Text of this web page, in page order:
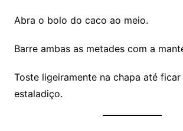
Abra o bolo do caco ao meio.
Barre ambas as metades com a
Toste ligeiramente na chapa até
estaladiço.